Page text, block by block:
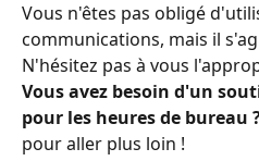
Vous n'êtes pas obligé
communications, mais il
N'hésitez pas à vous
Vous avez besoin d'un
pour les heures de bureau
pour aller plus loin !